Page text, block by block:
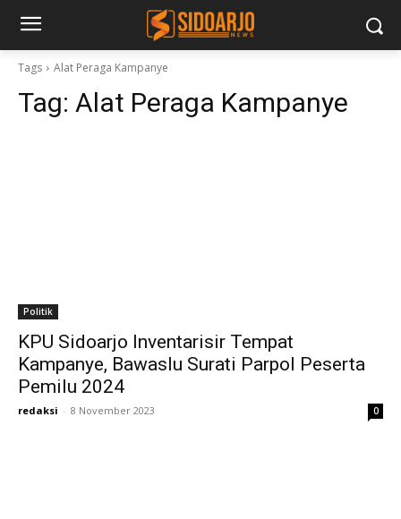
Tags Alat Peraga Kampanye
Tag: Alat Peraga Kampanye
Politik
KPU Sidoarjo Inventarisir Tempat
Kampanye, Bawaslu Surati Parpol Peserta
Pemilu 2024
redaksi - 8 November 2023 0